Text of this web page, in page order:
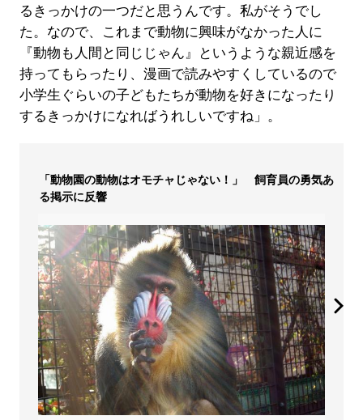
るきっかけの一つだと思うんです。私がそうでし
た。なので、これまで動物に興味がなかった人に
『動物も人間と同じじゃん』というような親近感を
持ってもらったり、漫画で読みやすくしているので
小学生ぐらいの子どもたちが動物を好きになったり
するきっかけになればうれしいですね」。
「動物園の動物はオモチャじゃない！」 飼育員の勇気あ
る掲示に反響